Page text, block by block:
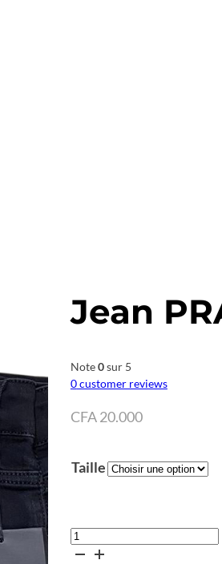
Jean
Note0sur 5
0customer reviews
CFA20.000
Taille
quantité
de